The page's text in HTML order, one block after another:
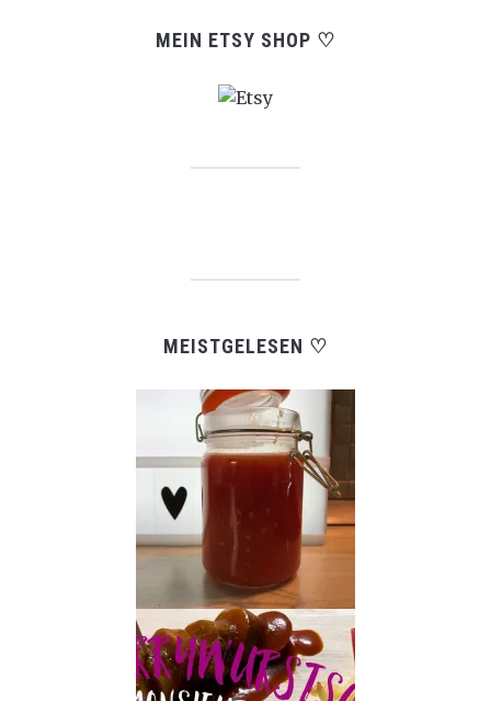
MEIN ETSY SHOP ♡
MEISTGELESEN ♡